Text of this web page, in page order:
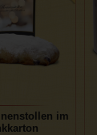
im